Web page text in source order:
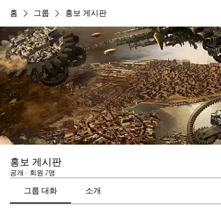
홈 그룹 홍보 게시판
홍보 게시판
공개 · 회원 7명
그룹 대화 소개